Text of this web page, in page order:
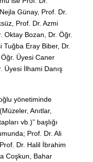
Günay, Prof. Dr.
Prof. Dr. Azmi
Oktay Bozan, Dr. Öğr.
Tuğba Eray Biber, Dr.
Üyesi Caner
Üyesi İlhami Danış
yönetiminde
Anıtlar,
vb.)” başlığı
Prof. Dr. Ali
Dr. Halil İbrahim
Coşkun, Bahar